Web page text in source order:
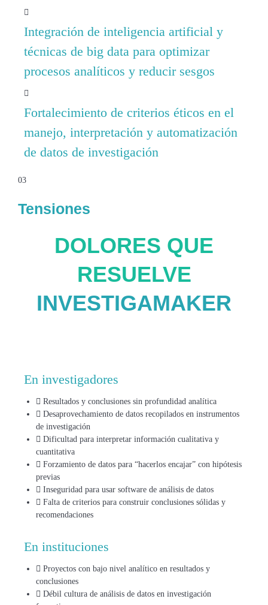
Integración de inteligencia artificial y
técnicas de big data para optimizar
procesos analíticos y reducir sesgos
Fortalecimiento de criterios éticos en el
manejo, interpretación y automatización
de datos de investigación
03
Tensiones
DOLORES QUE
RESUELVE
INVESTIGAMAKER
En investigadores
Resultados y conclusiones sin profundidad analítica
Desaprovechamiento de datos recopilados en instrumentos
de investigación
Dificultad para interpretar información cualitativa y
cuantitativa
Forzamiento de datos para “hacerlos encajar” con hipótesis
previas
Inseguridad para usar software de análisis de datos
Falta de criterios para construir conclusiones sólidas y
recomendaciones
En instituciones
Proyectos con bajo nivel analítico en resultados y
conclusiones
Débil cultura de análisis de datos en investigación